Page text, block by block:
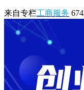
来自专栏工商服务